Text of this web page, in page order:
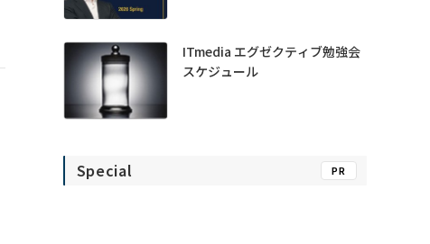
ITmedia エグゼクティブ勉強会
スケジュール
Special PR